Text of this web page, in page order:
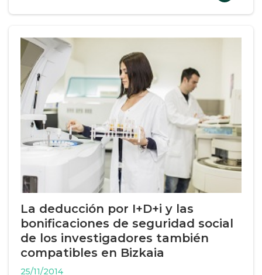
La deducción por I+D+i y las
bonificaciones de seguridad social
de los investigadores también
compatibles en Bizkaia
25/11/2014